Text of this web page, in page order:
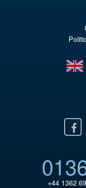
en
Twitter
+44 1362